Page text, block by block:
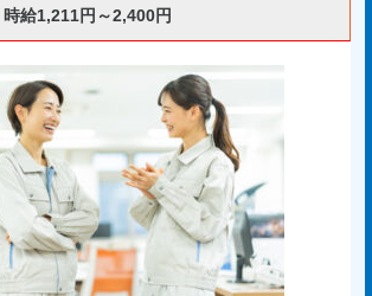
時給1,211円～2,400円